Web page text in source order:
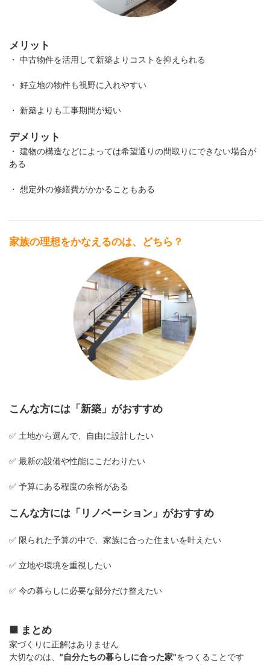
メリット
・ 中古物件を活用して新築よりコストを抑えられる
・ 好立地の物件も視野に入れやすい
・ 新築よりも工事期間が短い
デメリット
・ 建物の構造などによっては希望通りの間取りにできない場合が
ある
・ 想定外の修繕費がかかることもある
家族の理想をかなえるのは、どちら？
こんな方には「新築」がおすすめ
✅ 土地から選んで、自由に設計したい
✅ 最新の設備や性能にこだわりたい
✅ 予算にある程度の余裕がある
こんな方には「リノベーション」がおすすめ
✅ 限られた予算の中で、家族に合った住まいを叶えたい
✅ 立地や環境を重視したい
✅ 今の暮らしに必要な部分だけ整えたい
■ まとめ
家づくりに正解はありません
大切なのは、 "自分たちの暮らしに合った家"をつくることです